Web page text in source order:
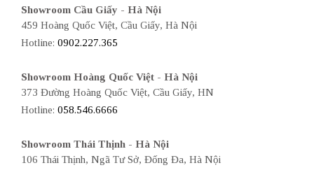
Showroom Cầu Giấy - Hà Nội
459 Hoàng Quốc Việt, Cầu Giấy, Hà Nội
Hotline: 0902.227.365
Showroom Hoàng Quốc Việt - Hà Nội
373 Đường Hoàng Quốc Việt, Cầu Giấy, HN
Hotline: 058.546.6666
Showroom Thái Thịnh - Hà Nội
106 Thái Thịnh, Ngã Tư Sở, Đống Đa, Hà Nội